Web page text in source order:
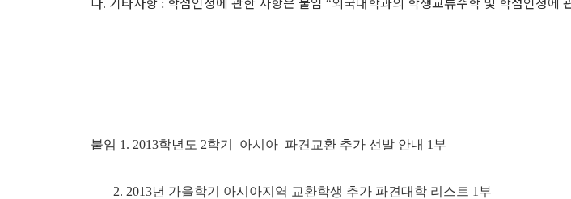
. : “
붙임 1. 2013학년도 2학기 아시아 파견교환 추가 선발 안내 1 부
2. 2013년 가을학기 아시아지역 교환학생 추가 파견대학 리스트 1 부